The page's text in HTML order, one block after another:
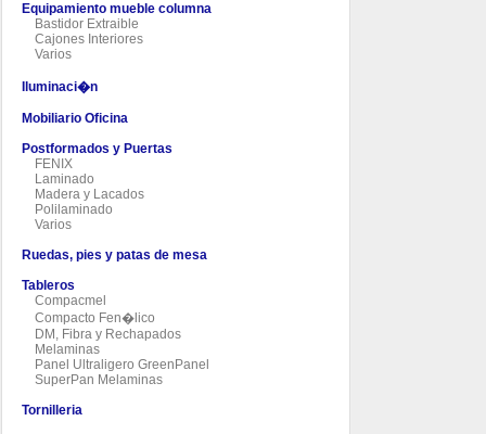
Equipamiento mueble columna
Bastidor Extraible
Cajones Interiores
Varios
Iluminaci�n
Mobiliario Oficina
Postformados y Puertas
FENIX
Laminado
Madera y Lacados
Polilaminado
Varios
Ruedas, pies y patas de mesa
Tableros
Compacmel
Compacto Fen�lico
DM, Fibra y Rechapados
Melaminas
Panel Ultraligero GreenPanel
SuperPan Melaminas
Tornilleria